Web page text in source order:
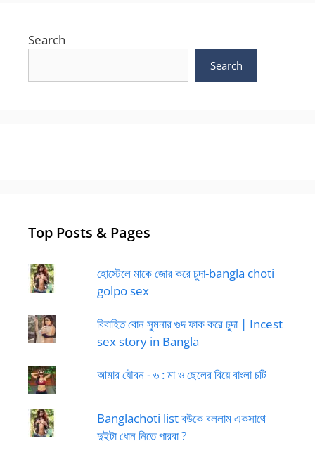
Search
Search
Top Posts & Pages
হোস্টেলে মাকে জোর করে চুদা-bangla choti
golpo sex
বিবাহিত বোন সুমনার গুদ ফাক করে চুদা | Incest
sex story in Bangla
আমার যৌবন - ৬ : মা ও ছেলের বিয়ে বাংলা চটি
Banglachoti list বউকে বললাম একসাথে
দুইটা ধোন নিতে পারবা ?